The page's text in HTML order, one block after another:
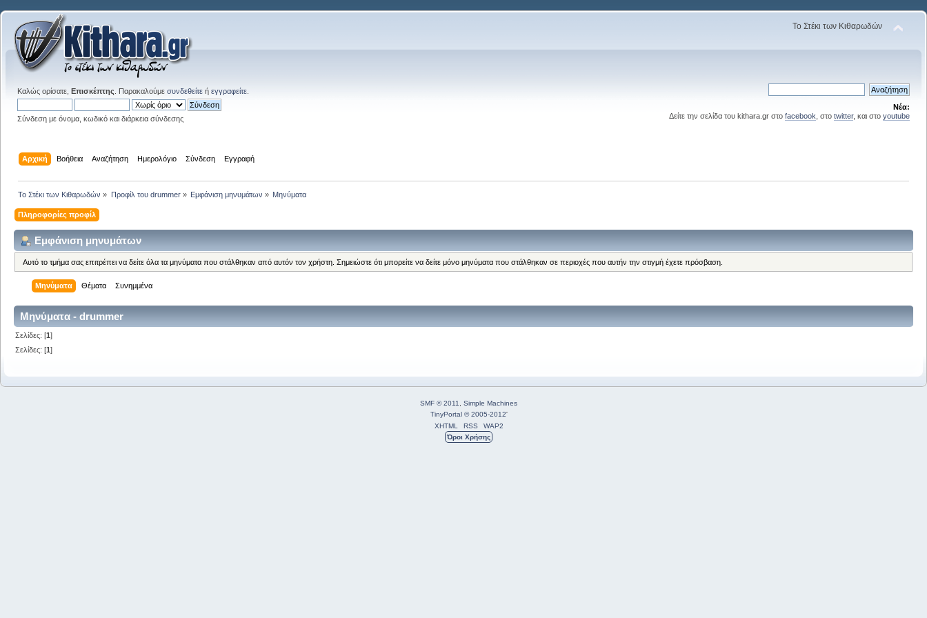
Το Στέκι των Κιθαρωδών
Καλώς ορίσατε, Επισκέπτης . Παρακαλούμε συνδεθείτε ή εγγραφείτε
Σύνδεση με όνομα, κωδικό και διάρκεια σύνδεσης
Νέα:
Δείτε την σελίδα του kithara.gr στο facebook , στο twitter, και στο youtube
Αρχική Βοήθεια Αναζήτηση Ημερολόγιο Σύνδεση Εγγραφή
Το Στέκι των Κιθαρωδών » Προφίλ του drummer» Εμφάνιση μηνυμάτων » Μηνύματα
Πληροφορίες προφίλ
Εμφάνιση μηνυμάτων
Αυτό το τμήμα σας επιτρέπει να δείτε όλα τα μηνύματα που στάλθηκαν από αυτόν τον χρήστη. Σημειώστε ότι μπορείτε να δείτε μόνο μηνύματα που στάλθηκαν σε περιοχές που αυτήν την στιγμή έχετε πρόσβαση.
Μηνύματα Θέματα Συνημμένα
Μηνύματα - drummer
Σελίδες: [1]
Σελίδες: [1]
SMF © 2011, Simple Machines
TinyPortal © 2005-2012'
XHTML
RSS
WAP2
Όροι Χρήσης